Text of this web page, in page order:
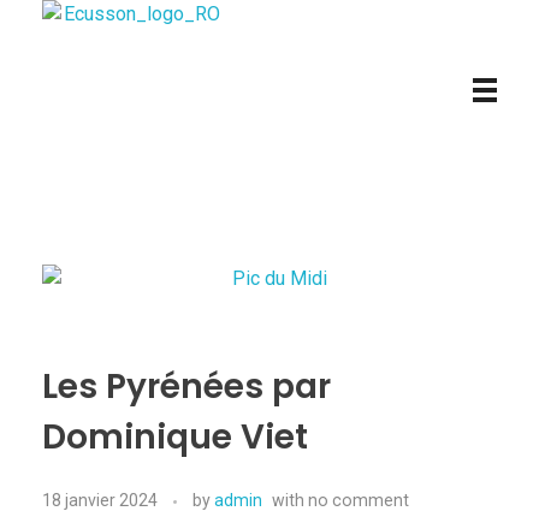
Les Pyrénées par
Dominique Viet
18 janvier 2024 byadmin with no comment